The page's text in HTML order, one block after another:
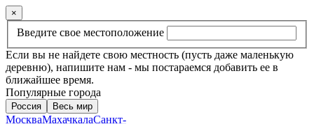
×
Введите свое местоположение
Если вы не найдете свою местность (пусть даже маленькую
деревню), напишите нам - мы постараемся добавить ее в
ближайшее время.
Популярные города
Россия Весь мир
МоскваМахачкалаСанкт-